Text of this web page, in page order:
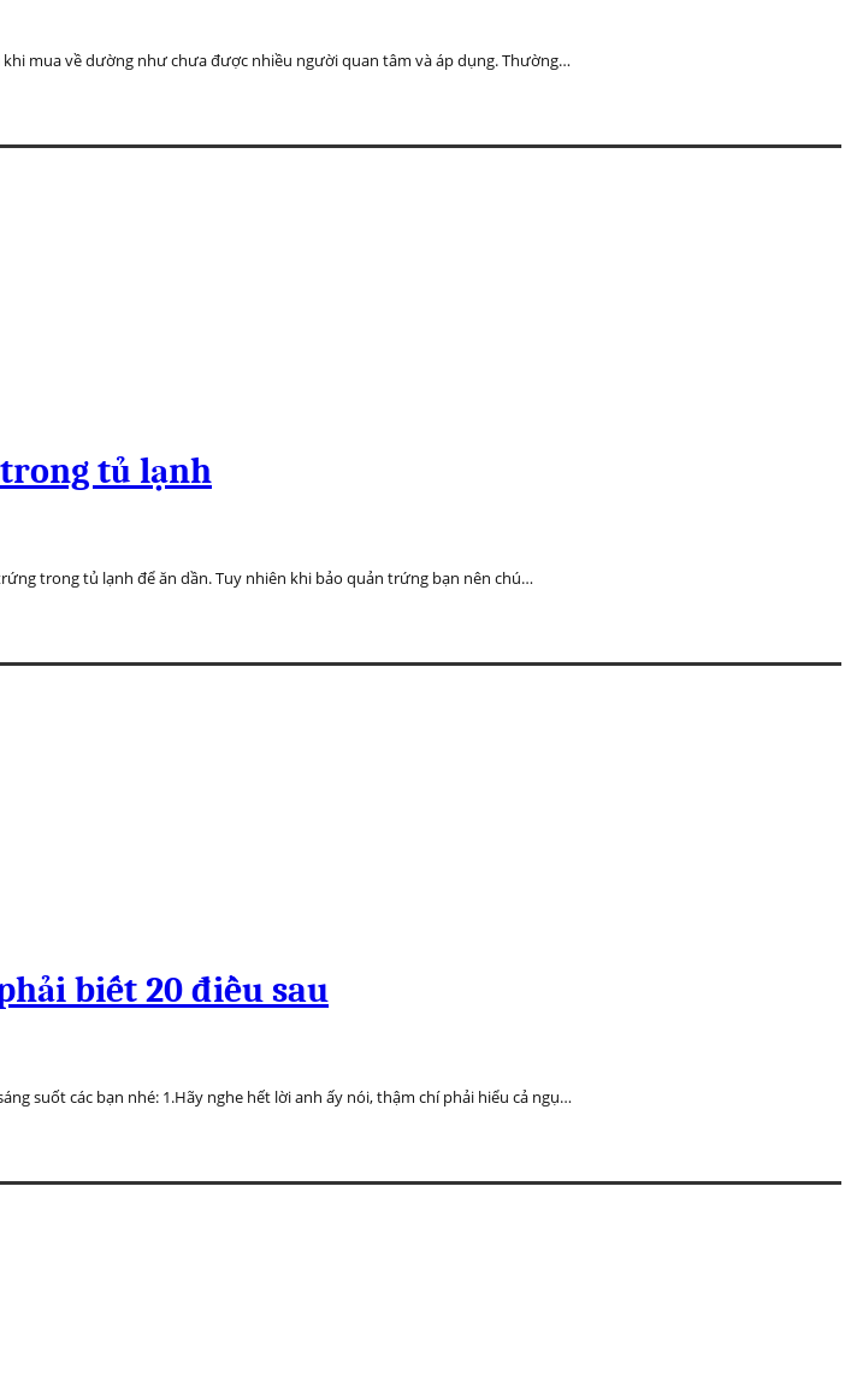
mua về dường như chưa được nhiều người quan tâm và áp dụng. Thường…
tủ lạnh
trong tủ lạnh để ăn dần. Tuy nhiên khi bảo quản trứng bạn nên chú…
biết 20 điều sau
suốt các bạn nhé: 1.Hãy nghe hết lời anh ấy nói, thậm chí phải hiểu cả ngụ…